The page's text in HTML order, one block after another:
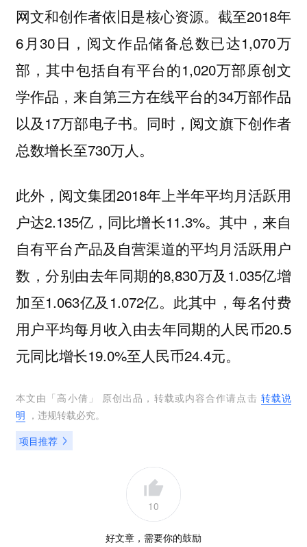
网文和创作者依旧是核心资源。截至2018年
6月30日，阅文作品储备总数已达1,070万
部，其中包括自有平台的1,020万部原创文
学作品，来自第三方在线平台的34万部作品
以及17万部电子书。同时，阅文旗下创作者
总数增长至730万人。
此外，阅文集团2018年上半年平均月活跃用
户达2.135亿，同比增长11.3%。其中，来自
自有平台产品及自营渠道的平均月活跃用户
数，分别由去年同期的8,830万及1.035亿增
加至1.063亿及1.072亿。此其中，每名付费
用户平均每月收入由去年同期的人民币20.5
元同比增长19.0%至人民币24.4元。
本文由「 高小倩 」 原创出品，转载或内容合作请点击 转载说
明 ，违规转载必究。
项目推荐
10
好文章，需要你的鼓励